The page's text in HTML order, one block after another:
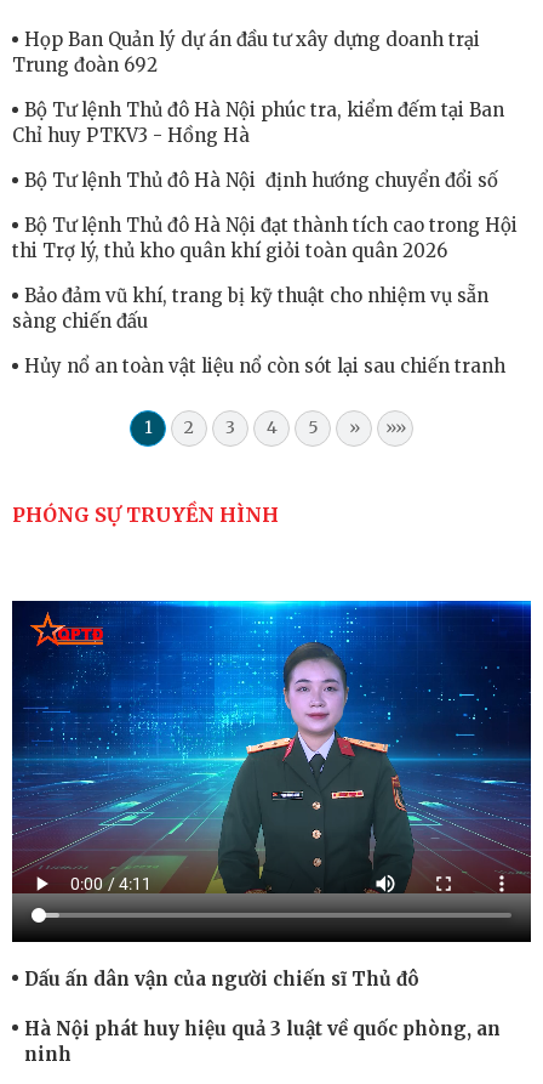
Họp Ban Quản lý dự án đầu tư xây dựng doanh trại
Trung đoàn 692
Bộ Tư lệnh Thủ đô Hà Nội phúc tra, kiểm đếm tại Ban
Chỉ huy PTKV3 - Hồng Hà
Bộ Tư lệnh Thủ đô Hà Nội định hướng chuyển đổi số
Bộ Tư lệnh Thủ đô Hà Nội đạt thành tích cao trong Hội
thi Trợ lý, thủ kho quân khí giỏi toàn quân 2026
Bảo đảm vũ khí, trang bị kỹ thuật cho nhiệm vụ sẵn
sàng chiến đấu
Hủy nổ an toàn vật liệu nổ còn sót lại sau chiến tranh
1 2 3 4 5 » »»
PHÓNG SỰ TRUYỀN HÌNH
Dấu ấn dân vận của người chiến sĩ Thủ đô
Hà Nội phát huy hiệu quả 3 luật về quốc phòng, an
ninh